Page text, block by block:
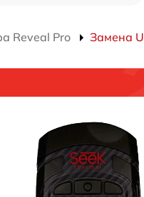
Reveal Pro Замена